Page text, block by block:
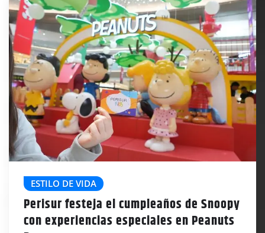
ESTILO DE VIDA
Perisur festeja el cumpleaños de Snoopy
con experiencias especiales en Peanuts